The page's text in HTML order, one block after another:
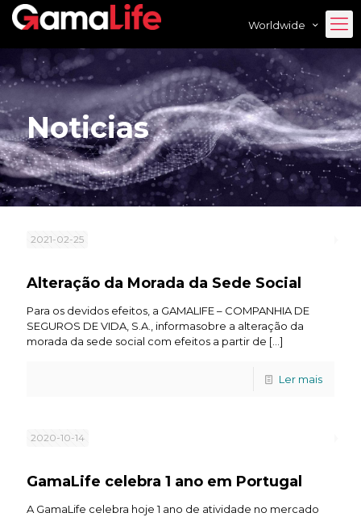
Worldwide
Noticias
2021-02-25
Alteração da Morada da Sede Social
Para os devidos efeitos, a GAMALIFE – COMPANHIA DE
SEGUROS DE VIDA, S.A., informasobre a alteração da
morada da sede social com efeitos a partir de […]
Ler mais
2020-10-14
GamaLife celebra 1 ano em Portugal
A GamaLife celebra hoje 1 ano de atividade no mercado